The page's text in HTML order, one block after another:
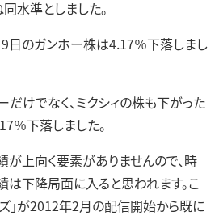
水準としました。
9日のガンホー株は4.17％下落しまし
だけでなく、ミクシィの株も下がった
％下落しました。
が上向く要素がありませんので、時
は下降局面に入ると思われます。こ
ズ」が2012年2月の配信開始から既に